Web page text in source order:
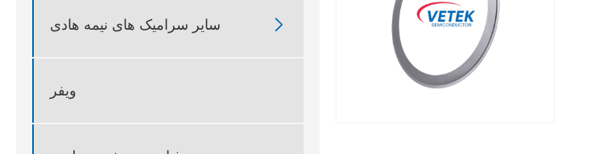
سایر سرامیک های نیمه هادی 
ویفر